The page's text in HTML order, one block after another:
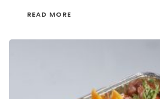
READ MORE